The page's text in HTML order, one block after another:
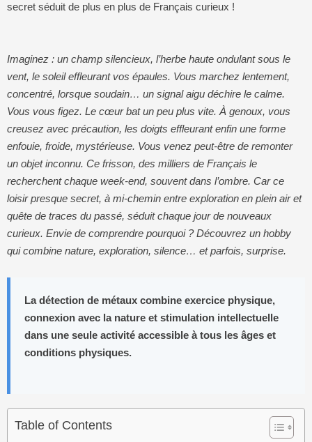
secret séduit de plus en plus de Français curieux !
Imaginez : un champ silencieux, l’herbe haute ondulant sous le
vent, le soleil effleurant vos épaules. Vous marchez lentement,
concentré, lorsque soudain… un signal aigu déchire le calme.
Vous vous figez. Le cœur bat un peu plus vite. À genoux, vous
creusez avec précaution, les doigts effleurant enfin une forme
enfouie, froide, mystérieuse. Vous venez peut-être de remonter
un objet inconnu. Ce frisson, des milliers de Français le
recherchent chaque week-end, souvent dans l’ombre. Car ce
loisir presque secret, à mi-chemin entre exploration en plein air et
quête de traces du passé, séduit chaque jour de nouveaux
curieux. Envie de comprendre pourquoi ? Découvrez un hobby
qui combine nature, exploration, silence… et parfois, surprise.
La détection de métaux combine exercice physique,
connexion avec la nature et stimulation intellectuelle
dans une seule activité accessible à tous les âges et
conditions physiques.
Table of Contents